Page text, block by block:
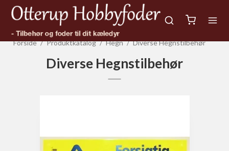
Forside / Produktkatalog / Hegn / Diverse Hegnstilbehør
Diverse Hegnstilbehør